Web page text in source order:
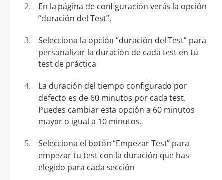
En la página de configuración verás la opción
“duración del Test”.
Selecciona la opción “duración del Test” para
personalizar la duración de cada test en tu
test de práctica
La duración del tiempo configurado por
defecto es de 60 minutos por cada test.
Puedes cambiar esta opción a 60 minutos
mayor o igual a 10 minutos.
Selecciona el botón “Empezar Test” para
empezar tu test con la duración que has
elegido para cada sección